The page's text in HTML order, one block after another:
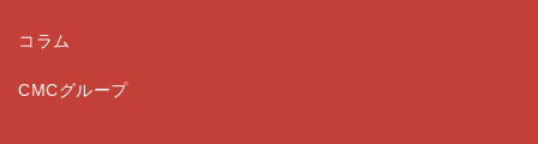
コラム
CMCグループ